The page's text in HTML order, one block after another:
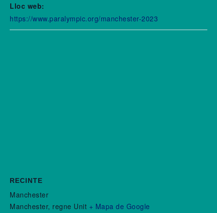
Lloc web:
https://www.paralympic.org/manchester-2023
RECINTE
Manchester
Manchester, regne Unit + Mapa de Google